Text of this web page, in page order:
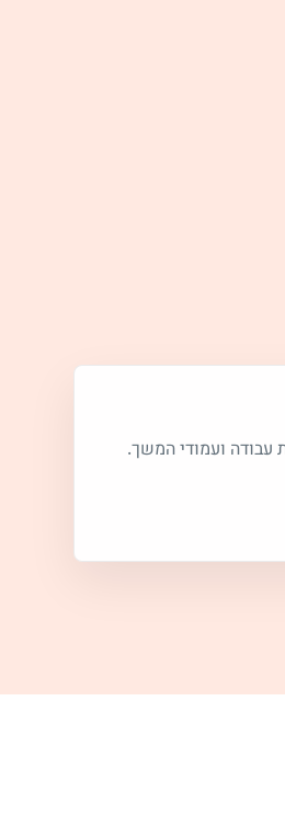
עבודה ועמודי המשך.